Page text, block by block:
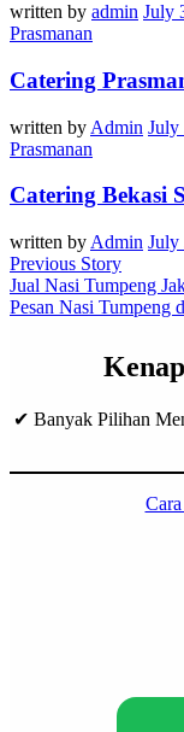
written by admin July
Prasmanan
Catering
written by Admin July
Prasmanan
Catering Bekasi
written by Admin July
Previous Story
Jual Nasi Tumpeng
Pesan Nasi Tumpeng
✔ Banyak Pilihan
Cara